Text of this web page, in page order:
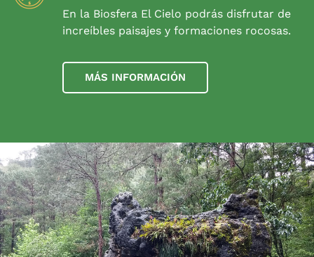
En la Biosfera El Cielo podrás disfrutar de
increíbles paisajes y formaciones rocosas.
MÁS INFORMACIÓN